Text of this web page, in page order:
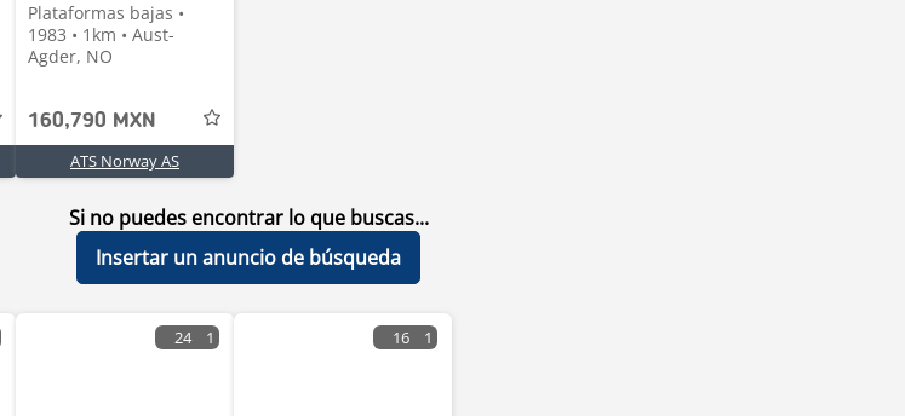
Plataformas bajas •
1983 • 1km • Aust-
Agder, NO
160,790 MXN
ATS Norway AS
Si no puedes encontrar lo que buscas...
Insertar un anuncio de búsqueda
24 1 16 1